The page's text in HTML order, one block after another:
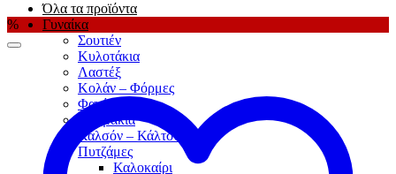
Όλα τα προϊόντα
Γυναίκα
Σουτιέν
Κυλοτάκια
Λαστέξ
Κολάν – Φόρμες
Φανέλες
Κορμάκια
Καλσόν – Κάλτσες
Πυτζάμες
Καλοκαίρι
%